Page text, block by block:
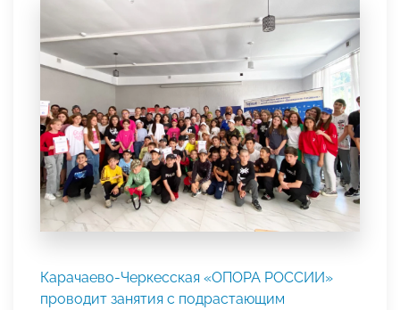
Карачаево-Черкесская «ОПОРА РОССИИ»
проводит занятия с подрастающим